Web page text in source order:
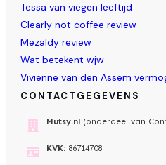
Tessa van viegen leeftijd
Clearly not coffee review
Mezaldy review
Wat betekent wjw
Vivienne van den Assem
CONTACTGEGEVENS
Mutsy.nl (onderdeel van
KVK: 86714708